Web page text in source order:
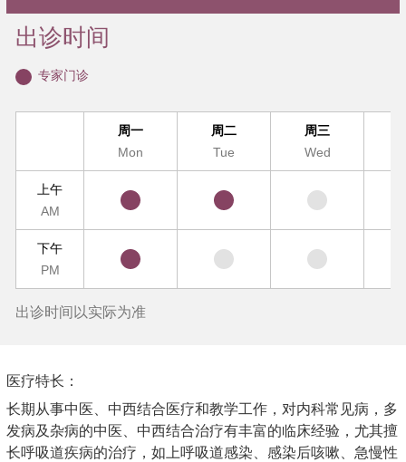
出诊时间
专家门诊
周一
Mon
周二
Tue
周三
Wed
上午
AM
下午
PM
出诊时间以实际为准
医疗特长：
长期从事中医、中西结合医疗和教学工作，对内科常见病，多
发病及杂病的中医、中西结合治疗有丰富的临床经验，尤其擅
长呼吸道疾病的治疗，如上呼吸道感染、感染后咳嗽、急慢性